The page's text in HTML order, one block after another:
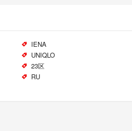
IENA
UNIQLO
23区
RU